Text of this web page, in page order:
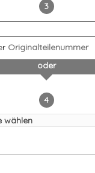
3
Originalteilenummer
oder
4